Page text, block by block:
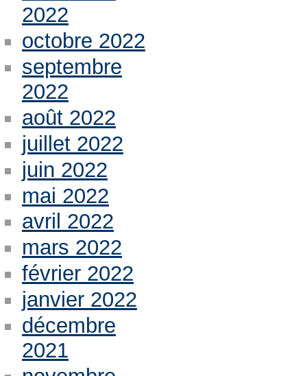
2022
octobre 2022
septembre
2022
août 2022
juillet 2022
juin 2022
mai 2022
avril 2022
mars 2022
février 2022
janvier 2022
décembre
2021